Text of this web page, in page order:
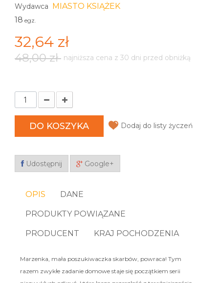
Wydawca MIASTO KSIĄŻEK
18 egz.
32,64 zł
48,00 zł najniższa cena z 30 dni przed obniżką
DO KOSZYKA Dodaj do listy życzeń
Udostępnij Google+
OPIS DANE
PRODUKTY POWIĄZANE
PRODUCENT KRAJ POCHODZENIA
Marzenka, mała poszukiwaczka skarbów, powraca! Tym
razem zwykłe zadanie domowe staje się początkiem serii